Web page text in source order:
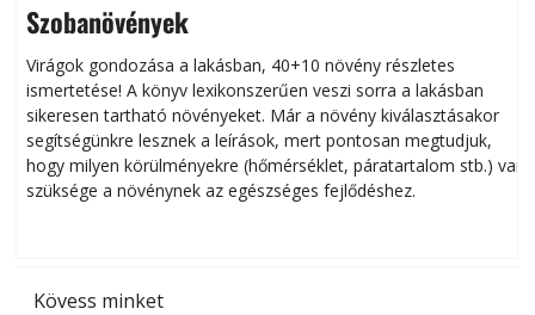
Szobanövények
Virágok gondozása a lakásban, 40+10 növény részletes
ismertetése! A könyv lexikonszerűen veszi sorra a lakásban
sikeresen tart­ha­tó növényeket. Már a növény kiválasztásakor
segítségünkre lesznek a leírások, mert pontosan megtudjuk,
hogy milyen körülményekre (hőmérséklet, páratartalom stb.) van
szüksége a növénynek az egészséges fejlődéshez.
Kövess minket